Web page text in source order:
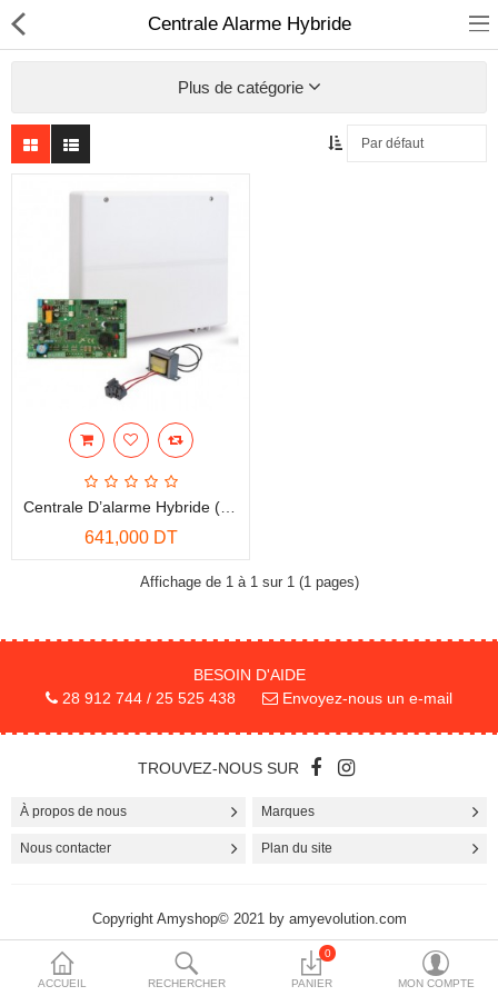
Sécurité
Caisse et accesoire
Sonorisation
Régulateur de tension
Monophase
Instrument de mesure
Informatique
More Categories
ACCUEIL RECHERCHER
0
PANIER MON COMPTE
Centrale Alarme Hybride
Plus de catégorie
641,000 DT
Affichage de 1 à 1 sur 1 (1 pages)
BESOIN D'AIDE
28 912 744 / 25 525 438
Envoyez-nous un e-mail
TROUVEZ-NOUS SUR
À propos de nous Marques
Nous contacter Plan du site
Copyright Amyshop© 2021 by amyevolution.com